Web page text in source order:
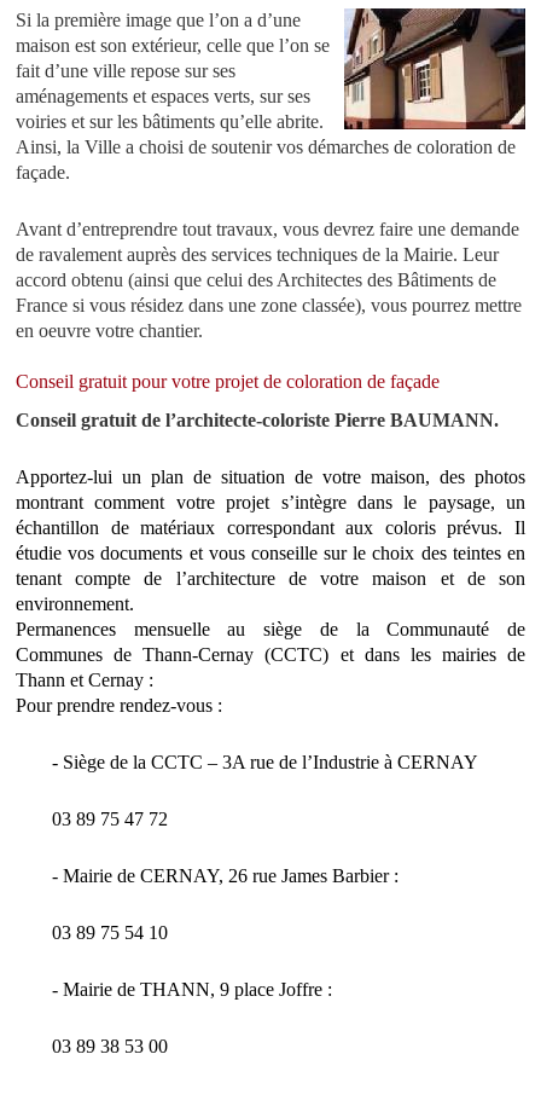
Si la première image que l’on a d’une
maison est son extérieur, celle que l’on se
fait d’une ville repose sur ses
aménagements et espaces verts, sur ses
voiries et sur les bâtiments qu’elle abrite.
Ainsi, la Ville a choisi de soutenir vos démarches de coloration de
façade.
Avant d’entreprendre tout travaux, vous devrez faire une demande
de ravalement auprès des services techniques de la Mairie. Leur
accord obtenu (ainsi que celui des Architectes des Bâtiments de
France si vous résidez dans une zone classée), vous pourrez mettre
en oeuvre votre chantier.
Conseil gratuit pour votre projet de coloration de façade
Conseil gratuit de l’architecte-coloriste Pierre BAUMANN.
Apportez-lui un plan de situation de votre maison, des photos
montrant comment votre projet s’intègre dans le paysage, un
échantillon de matériaux correspondant aux coloris prévus. Il
étudie vos documents et vous conseille sur le choix des teintes en
tenant compte de l’architecture de votre maison et de son
environnement.
Permanences mensuelle au siège de la Communauté de
Communes de Thann-Cernay (CCTC) et dans les mairies de
Thann et Cernay :
Pour prendre rendez-vous :
- Siège de la CCTC – 3A rue de l’Industrie à CERNAY
03 89 75 47 72
- Mairie de CERNAY, 26 rue James Barbier :
03 89 75 54 10
- Mairie de THANN, 9 place Joffre :
03 89 38 53 00